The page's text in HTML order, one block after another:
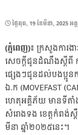
POSTED
ថ្ងៃ​ពុធ, 19 ខែ​មីនា, 2025អ
(ភ្នំពេញ)៖ក្រសួងការង
សេចក្តីជូនដំណឹងស្តីពី
ផ្សេងៗជូនដល់បងប្អូន
ឯ.ក (MOVEFAST
ហេតុអគ្គិភ័យ មានទីត
សំរោងទង ខេត្តកំពង់ស្
មីនា ឆ្នាំ២០២៥នេះ។